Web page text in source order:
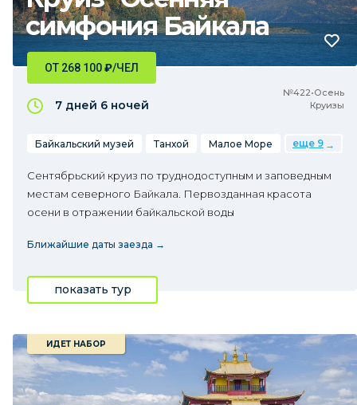
симфония Байкала
№422•Осень
Круизы
ОТ 268 100₽/ЧЕЛ
7 дней 6 ночей
Байкальский музей Танхой Малое Море еще 9
Сентябрьский круиз по труднодоступным и заповедным
местам северного Байкала. Первозданная красота
осени в отражении байкальской воды
Ближайшие даты заезда →
показать тур
ИДЕТ НАБОР